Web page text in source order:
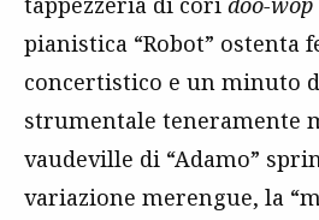
pianistica “Robot” ostenta
concertistico e un minuto
strumentale teneramente
vaudeville di “Adamo”
variazione merengue, la